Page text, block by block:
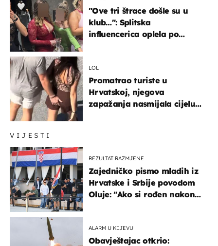
VIJESTI
REZULTAT RAZMJENE
Zajedničko pismo mladih iz
Hrvatske i Srbije povodom
Oluje: "Ako si rođen nakon
ALARM U KIJEVU
Obavještajac otkrio:
"Ove tri štrace došle su u
klub…": Splitska
influencerica oplela po
LOL
Promatrao turiste u
Hrvatskoj, njegova
zapažanja nasmijala cijelu